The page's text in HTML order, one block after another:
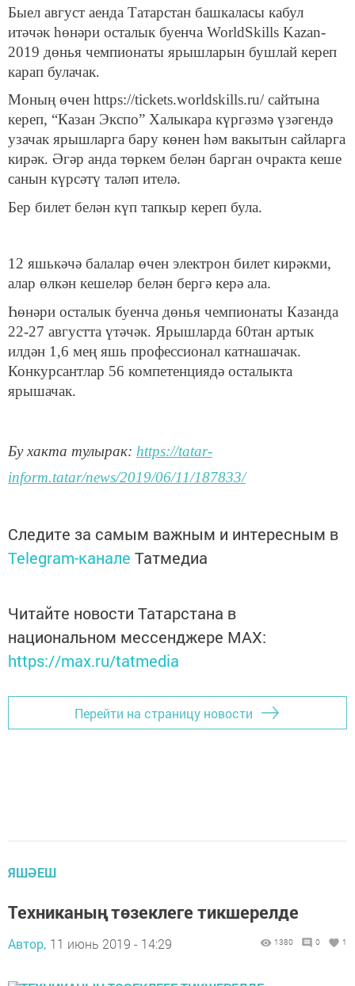
Быел август аенда Татарстан башкаласы кабул
итәчәк һөнәри осталык буенча WorldSkills Kazan-
2019 дөнья чемпионаты ярышларын бушлай кереп
карап булачак.
Моның өчен https://tickets.worldskills.ru/ сайтына
кереп, “Казан Экспо” Халыкара күргәзмә үзәгендә
узачак ярышларга бару көнен һәм вакытын сайларга
кирәк. Әгәр анда төркем белән барган очракта кеше
санын күрсәтү таләп ителә.
Бер билет белән күп тапкыр кереп була.
12 яшькәчә балалар өчен электрон билет кирәкми,
алар өлкән кешеләр белән бергә керә ала.
Һөнәри осталык буенча дөнья чемпионаты Казанда
22-27 августта үтәчәк. Ярышларда 60тан артык
илдән 1,6 мең яшь профессионал катнашачак.
Конкурсантлар 56 компетенциядә осталыкта
ярышачак.
Бу хакта тулырак: https://tatar-
inform.tatar/news/2019/06/11/187833/
Следите за самым важным и интересным в
Telegram-канале Татмедиа
Читайте новости Татарстана в
национальном мессенджере MАХ:
https://max.ru/tatmedia
Перейти на страницу новости
ЯШӘЕШ
Техниканың төзеклеге тикшерелде
Автор, 11 июнь 2019 - 14:29 1380 0 1